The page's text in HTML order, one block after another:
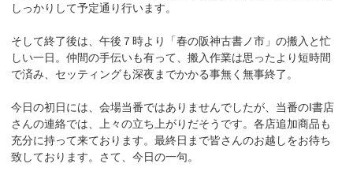
しっかりして予定通り行います。
そして終了後は、午後７時より「春の阪神古書ノ市」の搬入と忙
しい一日。仲間の手伝いも有って、搬入作業は思ったより短時間
で済み、セッティングも深夜までかかる事無く無事終了。
今日の初日には、会場当番ではありませんでしたが、当番のI書店
さんの連絡では、上々の立ち上がりだそうです。各店追加商品も
充分に持って来ております。最終日まで皆さんのお越しをお待ち
致しております。さて、今日の一句。